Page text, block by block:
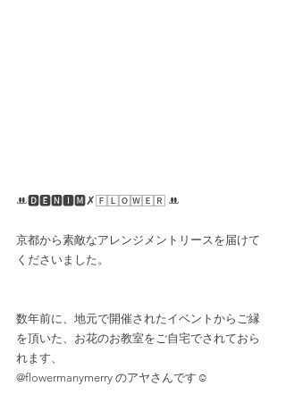
ꔚ🅳🅴🅽🅸🅼✗🄵🄻🄾🅆🄴🅁 ꔚ
京都から素敵なアレンジメントリースを届けて
くださいました。
数年前に、地元で開催されたイベントからご縁
を頂いた、お花のお教室をご自宅でされておら
れます、
@flowermanymerry のアヤさんです☺️